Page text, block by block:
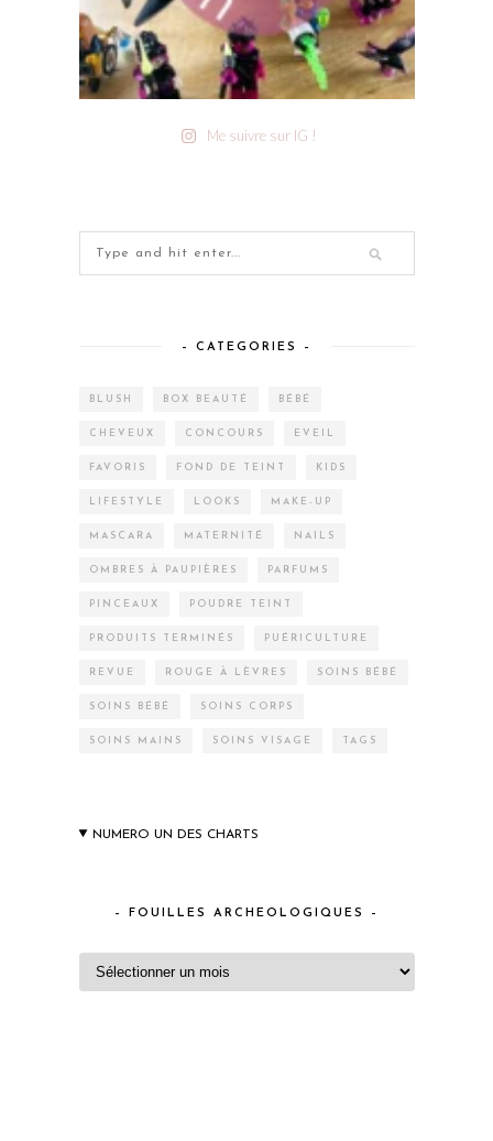
Me suivre sur IG !
– CATEGORIES –
BLUSH BOX BEAUTÉ BÉBÉ
CHEVEUX CONCOURS EVEIL
FAVORIS FOND DE TEINT KIDS
LIFESTYLE LOOKS MAKE-UP
MASCARA MATERNITÉ NAILS
OMBRES À PAUPIÈRES PARFUMS
PINCEAUX POUDRE TEINT
PRODUITS TERMINÉS PUÉRICULTURE
REVUE ROUGE À LÈVRES SOINS BÉBÉ
SOINS BÉBÉ SOINS CORPS
SOINS MAINS SOINS VISAGE TAGS
NUMERO UN DES CHARTS
– FOUILLES ARCHEOLOGIQUES –